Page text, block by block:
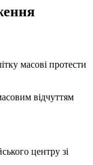
масові протести
відчуттям
центру зі